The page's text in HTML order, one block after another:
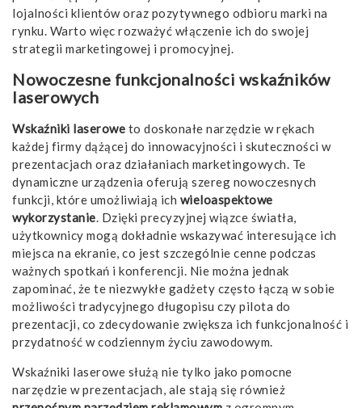
lojalności klientów oraz pozytywnego odbioru marki na
rynku. Warto więc rozważyć włączenie ich do swojej
strategii marketingowej i promocyjnej.
Nowoczesne funkcjonalności wskaźników
laserowych
Wskaźniki laserowe to doskonałe narzędzie w rękach
każdej firmy dążącej do innowacyjności i skuteczności w
prezentacjach oraz działaniach marketingowych. Te
dynamiczne urządzenia oferują szereg nowoczesnych
funkcji, które umożliwiają ich wieloaspektowe
wykorzystanie. Dzięki precyzyjnej wiązce światła,
użytkownicy mogą dokładnie wskazywać interesujące ich
miejsca na ekranie, co jest szczególnie cenne podczas
ważnych spotkań i konferencji. Nie można jednak
zapominać, że te niezwykłe gadżety często łączą w sobie
możliwości tradycyjnego długopisu czy pilota do
prezentacji, co zdecydowanie zwiększa ich funkcjonalność i
przydatność w codziennym życiu zawodowym.
Wskaźniki laserowe służą nie tylko jako pomocne
narzędzie w prezentacjach, ale stają się również